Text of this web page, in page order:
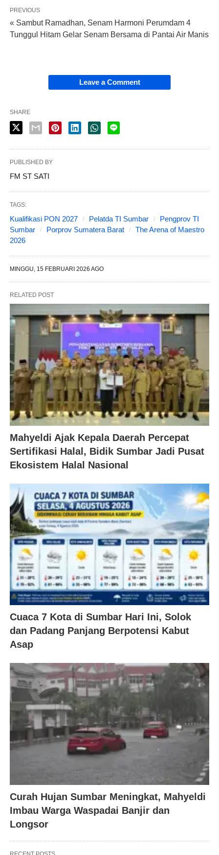
PREVIOUS
« Sambut Ramadhan, Senam Harmoni Perumdam 4
Tunggul Hitam Gelar Senam Bersama di Pantai Air Manis
Leave a Comment
SHARE
PUBLISHED BY
FM ST SATI
TAGS:
Kualifikasi PON 2027 Pelatda TI Sumbar
Pengprov TI
Sumbar
Porprov Sumatera Barat
The Arena of Maestro
2026
MINGGU, 15 FEBRUARI 2026 AGO
RELATED POST
Mahyeldi Ajak Kepala Daerah Percepat
Sertifikasi Halal, Bidik Sumbar Jadi Pusat
Ekosistem Halal Nasional
Cuaca 7 Kota di Sumbar Hari Ini, Solok
dan Padang Panjang Berpotensi Kabut
Asap
Curah Hujan Sumbar Meningkat, Mahyeldi
Imbau Warga Waspadai Banjir dan
Longsor